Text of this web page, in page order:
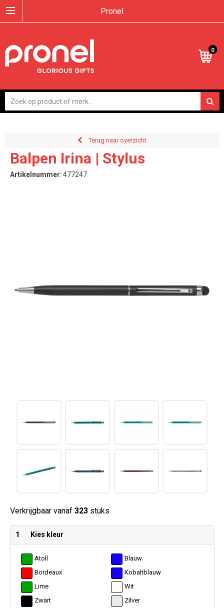
Pronel
0
Terug naar overzicht
Balpen Irina | Stylus
Artikelnummer: 477247
Verkrijgbaar vanaf 323stuks
1 Kies kleur
Atoll
Blauw
Bordeaux
Kobaltblauw
Lime
Wit
Zwart
Zilver